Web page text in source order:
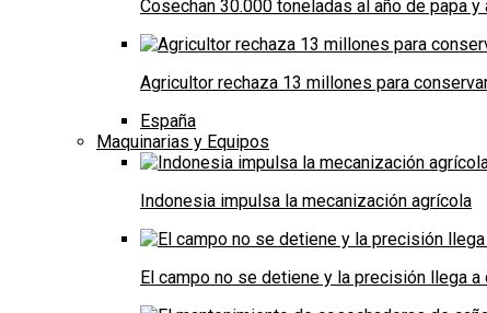
Cosechan 30.000 toneladas al año de papa
Agricultor rechaza 13 millones para
España
Maquinarias y Equipos
Indonesia impulsa la mecanización agrícola
El campo no se detiene y la precisión llega